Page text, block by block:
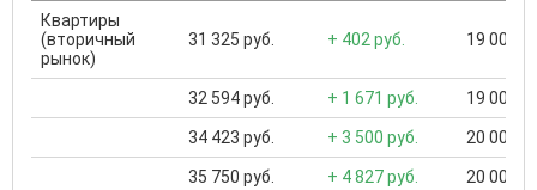
Квартиры
(вторичный
рынок)
31 325 руб. + 402 руб. 19 000
32 594 руб. + 1 671 руб. 19 000
34 423 руб. + 3 500 руб. 20 000
35 750 руб. + 4 827 руб. 20 000